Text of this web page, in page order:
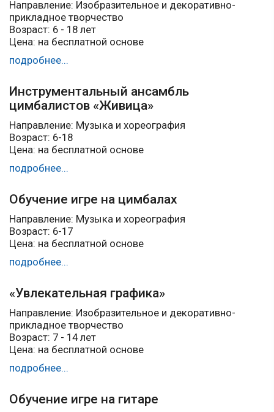
Направление: Изобразительное и декоративно-
прикладное творчество
Возраст: 6 - 18 лет
Цена: на бесплатной основе
подробнее...
Инструментальный ансамбль
цимбалистов «Живица»
Направление: Музыка и хореография
Возраст: 6-18
Цена: на бесплатной основе
подробнее...
Обучение игре на цимбалах
Направление: Музыка и хореография
Возраст: 6-17
Цена: на бесплатной основе
подробнее...
«Увлекательная графика»
Направление: Изобразительное и декоративно-
прикладное творчество
Возраст: 7 - 14 лет
Цена: на бесплатной основе
подробнее...
Обучение игре на гитаре